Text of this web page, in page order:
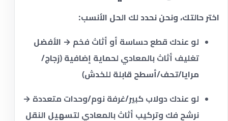
اختر حالتك، ونحن نحدد لك الحل الأنسب:
لو عندك قطع حساسة أو أثاث فخم → الأفضل
تغليف أثاث بالمعادي لحماية إضافية (زجاج/
مرايا/تحف/أسطح قابلة للخدش)
لو عندك دولاب كبير/غرفة نوم/وحدات متعددة →
نرشح فك وتركيب أثاث بالمعادي لتسهيل النقل